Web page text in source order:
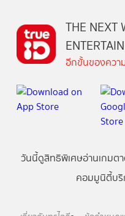
THE NEXT
อีกขั้นของควา
วันนี้ดูสิทธิพิเศษอ่านเกมต
คอมมูนิตี้บ